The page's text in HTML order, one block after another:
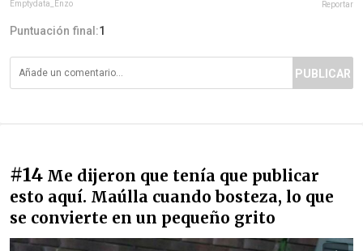
Emptydata_Enzo Reportar
Puntuación final:1
PUBLICAR
#14 Me dijeron que tenía que publicar
esto aquí. Maúlla cuando bosteza, lo que
se convierte en un pequeño grito